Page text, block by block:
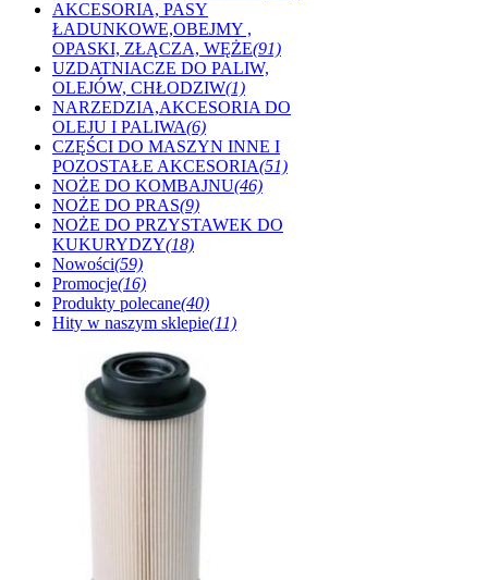
AKCESORIA, PASY
ŁADUNKOWE,OBEJMY ,
OPASKI, ZŁĄCZA, WĘŻE(91)
UZDATNIACZE DO PALIW,
OLEJÓW, CHŁODZIW(1)
NARZEDZIA,AKCESORIA DO
OLEJU I PALIWA(6)
CZĘŚCI DO MASZYN INNE I
POZOSTAŁE AKCESORIA(51)
NOŻE DO KOMBAJNU(46)
NOŻE DO PRAS(9)
NOŻE DO PRZYSTAWEK DO
KUKURYDZY(18)
Nowości(59)
Promocje(16)
Produkty polecane(40)
Hity w naszym sklepie(11)